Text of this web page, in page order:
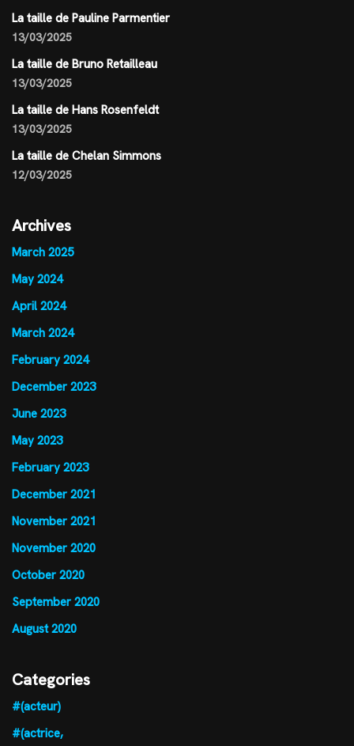
La taille de Pauline Parmentier
13/03/2025
La taille de Bruno Retailleau
13/03/2025
La taille de Hans Rosenfeldt
13/03/2025
La taille de Chelan Simmons
12/03/2025
Archives
March 2025
May 2024
April 2024
March 2024
February 2024
December 2023
June 2023
May 2023
February 2023
December 2021
November 2021
November 2020
October 2020
September 2020
August 2020
Categories
#(acteur)
#(actrice,